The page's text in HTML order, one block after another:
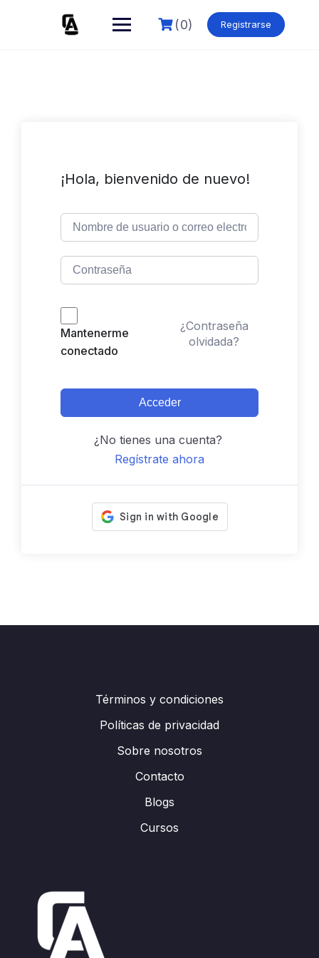
(0) Registrarse
¡Hola, bienvenido de nuevo!
Mantenerme
conectado
¿Contraseña
olvidada?
Acceder
¿No tienes una cuenta?
Regístrate ahora
Términos y condiciones
Políticas de privacidad
Sobre nosotros
Contacto
Blogs
Cursos